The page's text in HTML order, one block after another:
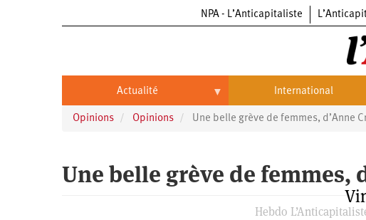
NPA - L’Anticapitaliste
Actualité
Actualité
Entreprises
International
International
Chine
États-
Opinions Opinions Une belle grève de femmes, d’Anne
Une belle grève de femmes,
Hebdo